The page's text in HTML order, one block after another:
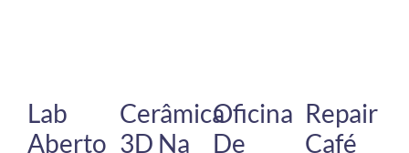
Lab
Aberto
Cerâmica
3D Na
Oficina
De
Repair
Café